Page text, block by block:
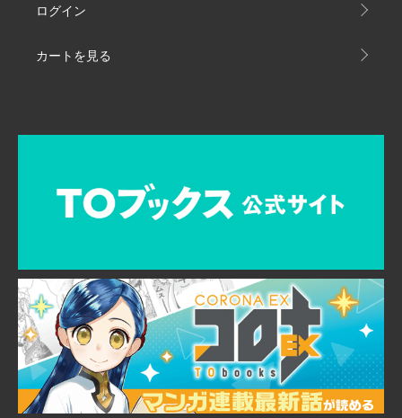
ログイン
カートを見る